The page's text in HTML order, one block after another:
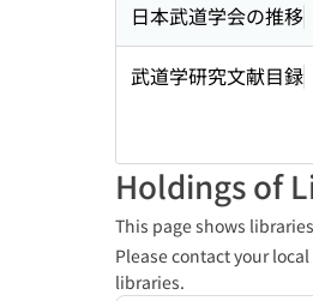
日本武道学会の推移
武道学研究文献目録
Holdings of
This page shows
Please contact your
libraries.